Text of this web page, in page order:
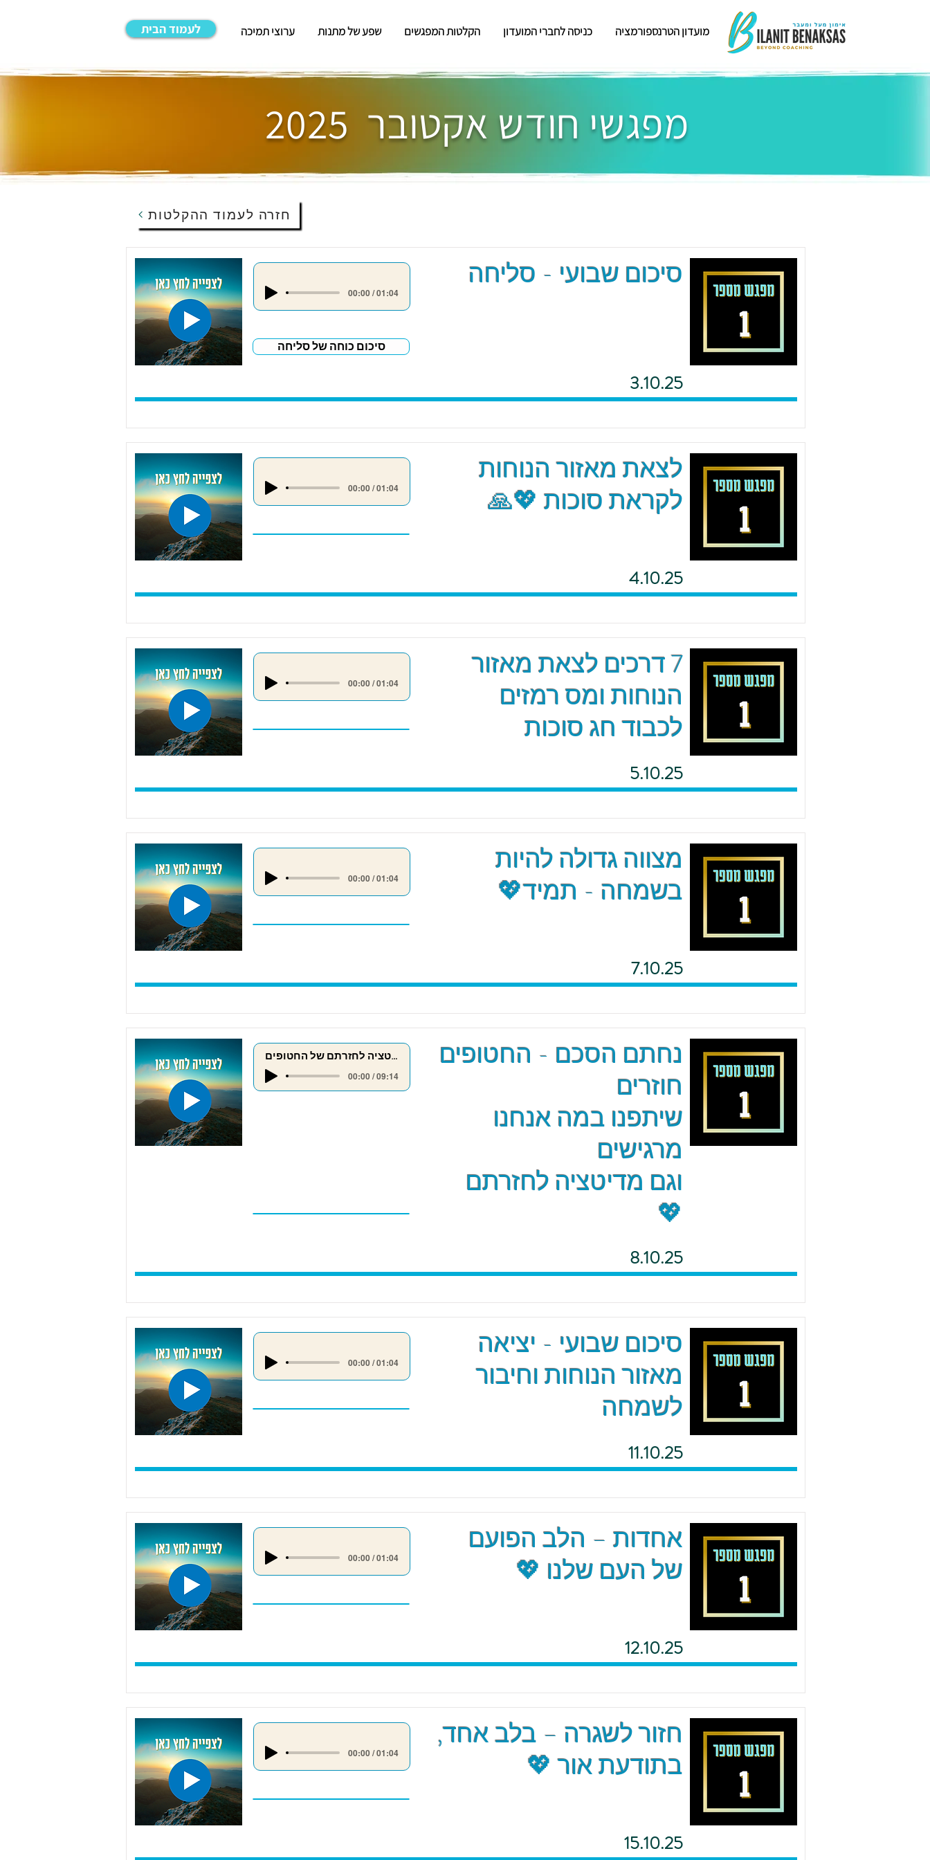
לעמוד הבית מועדון הטרנספורמציה כניסה לחברי המועדון הקלטות המפגשים שפע של מתנות ערוצי תמיכה
מפגשי חודש אקטובר 2025
חזרה לעמוד ההקלטות
00:00 / 01:04
סיכום כוחה של סליחה
סיכום שבועי - סליחה
3.10.25
00:00 / 01:04
לצאת מאזור הנוחות
לקראת סוכות 💖🙏
4.10.25
00:00 / 01:04
7 דרכים לצאת מאזור
הנוחות ומס רמזים
לכבוד חג סוכות
5.10.25
00:00 / 01:04
מצווה גדולה להיות
בשמחה - תמיד💖
7.10.25
מדיטציה לחזרתם של החטופים
00:00 / 09:14
נחתם הסכם - החטופים
חוזרים
שיתפנו במה אנחנו
מרגישים
וגם מדיטציה לחזרתם
💖
8.10.25
00:00 / 01:04
סיכום שבועי - יציאה
מאזור הנוחות וחיבור
לשמחה
11.10.25
00:00 / 01:04
אחדות – הלב הפועם
של העם שלנו 💖
12.10.25
00:00 / 01:04
חזור לשגרה – בלב אחד,
בתודעת אור 💖
15.10.25